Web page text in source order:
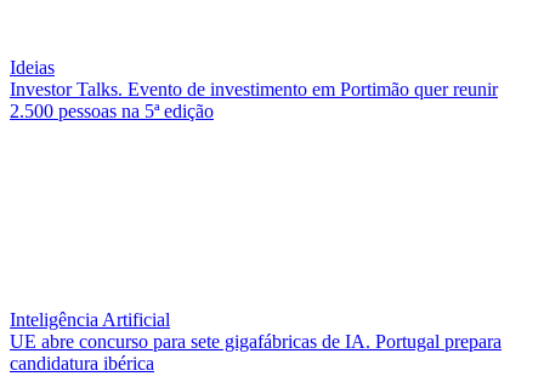
Ideias
Investor Talks. Evento de investimento em Portimão quer reunir
2.500 pessoas na 5ª edição
Inteligência Artificial
UE abre concurso para sete gigafábricas de IA. Portugal prepara
candidatura ibérica